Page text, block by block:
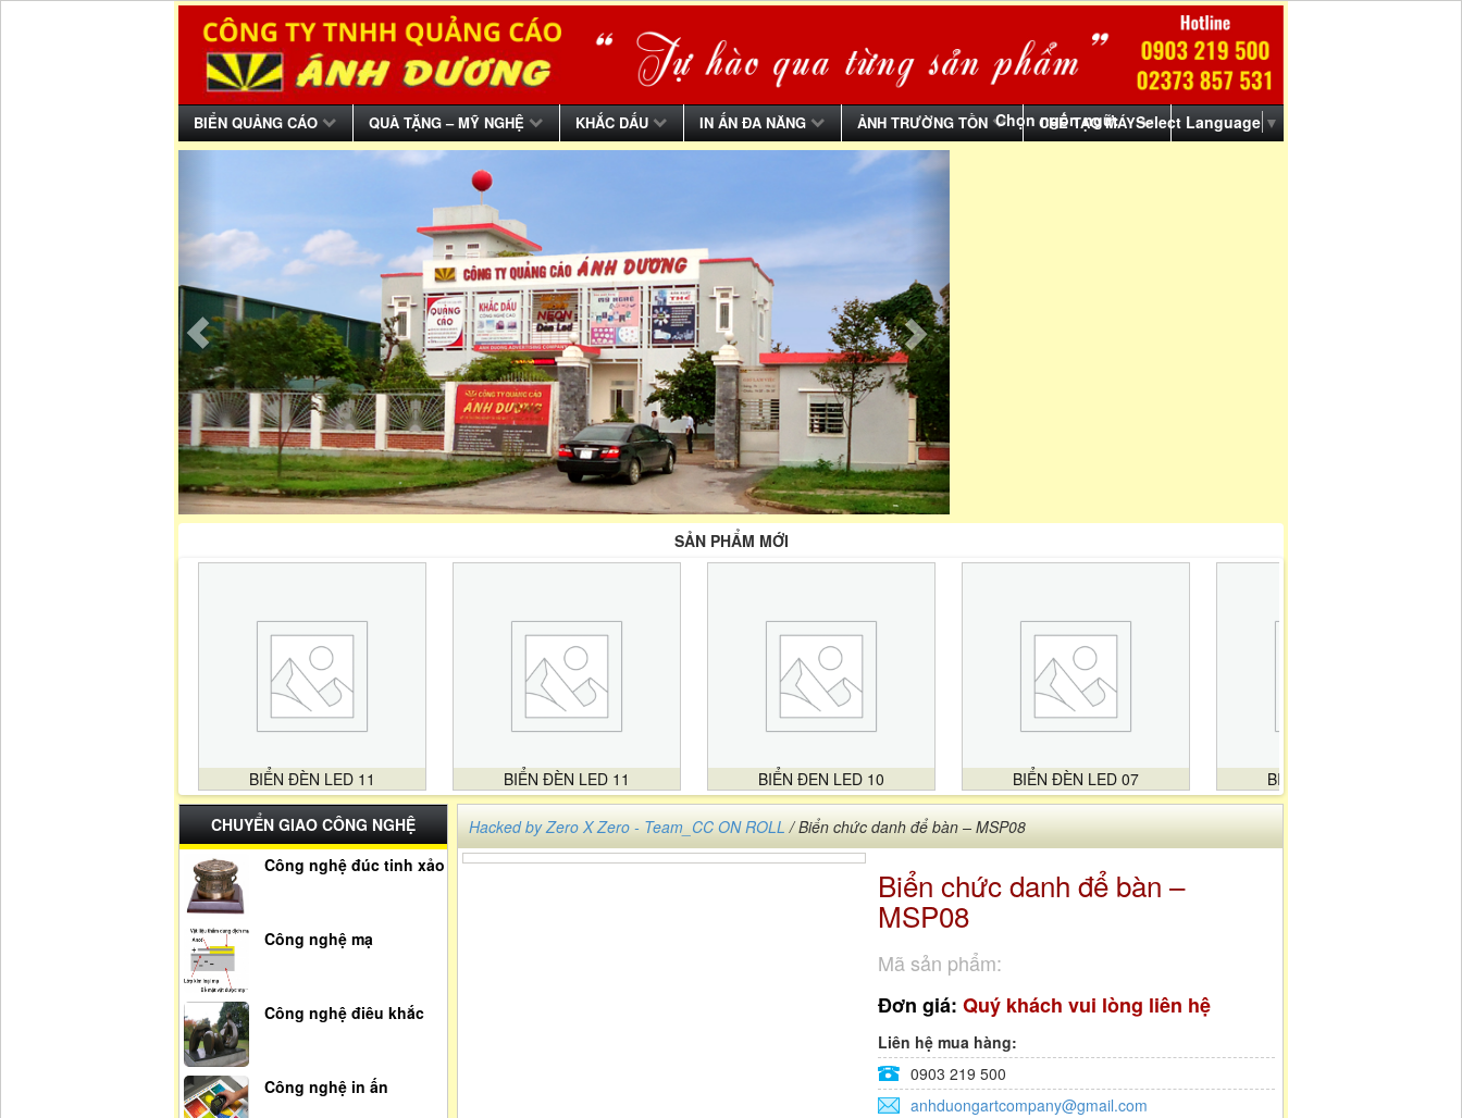
BIỂN QUẢNG CÁO QUÀ TẶNG – MỸ NGHỆ KHẮC DẤU IN ẤN ĐA NĂNG ẢNH TRƯỜNG TỒN CHẾ TẠO MÁY
Chọn ngôn ngữ: Select Language ▼
SẢN PHẨM MỚI
BIỂN ĐÈN LED 11 BIỂN ĐÈN LED 11 BIỂN ĐEN LED 10 BIỂN ĐÈN LED 07 BIỂN ĐÈN LED 08
CHUYỂN GIAO CÔNG NGHỆ
Công nghệ đúc tinh xảo
Công nghệ mạ
Công nghệ điêu khắc
Công nghệ in ấn
Hacked by Zero X Zero - Team_CC ON ROLL/ Biển chức danh để bàn – MSP08
Biển chức danh để bàn –
MSP08
Mã sản phẩm:
Đơn giá: Quý khách vui lòng liên hệ
Liên hệ mua hàng:
0903 219 500
anhduongartcompany@gmail.com